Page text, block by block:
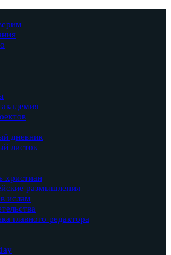
дневник
листок
христиан
размышления
ислам
главного редактора